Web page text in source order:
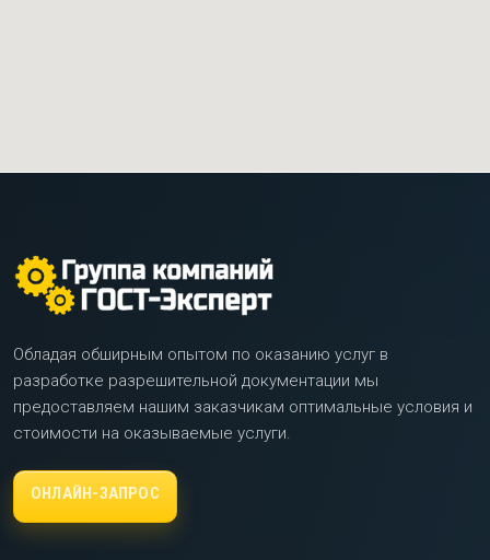
Обладая обширным опытом по оказанию услуг в
разработке разрешительной документации мы
предоставляем нашим заказчикам оптимальные условия и
стоимости на оказываемые услуги.
ОНЛАЙН-ЗАПРОС